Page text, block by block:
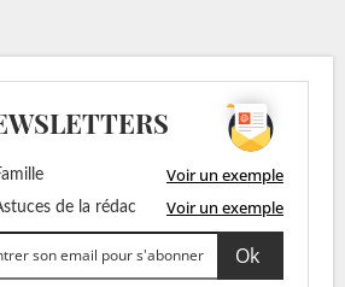
Voir un exemple
de la rédac Voir un exemple